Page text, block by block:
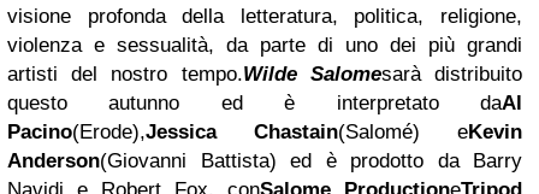
visione profonda della letteratura, politica, religione,
violenza e sessualità, da parte di uno dei più grandi
artisti del nostro tempo.Wilde Salomesarà distribuito
questo autunno ed è interpretato daAl
Pacino(Erode),Jessica Chastain(Salomé) eKevin
Anderson(Giovanni Battista) ed è prodotto da Barry